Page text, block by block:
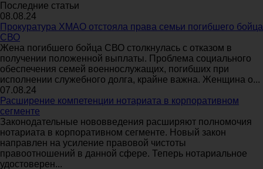
Последние статьи
08.08.24
Прокуратура ХМАО отстояла права семьи погибшего бойца
СВО
Жена погибшего бойца СВО столкнулась с отказом в
получении положенной выплаты. Проблема социального
обеспечения семей военнослужащих, погибших при
исполнении служебного долга, крайне важна. Женщина о...
07.08.24
Расширение компетенции нотариата в корпоративном
сегменте
Законодательные нововведения расширяют полномочия
нотариата в корпоративном сегменте. Новый закон
направлен на усиление правовой чистоты
правоотношений в данной сфере. Теперь нотариальное
удостоверен...